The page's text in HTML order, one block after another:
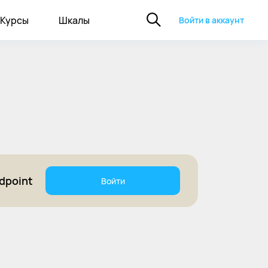
Курсы Шкалы Войти в аккаунт
Войти